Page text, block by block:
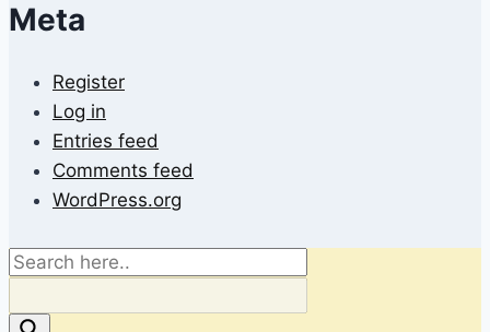
Meta
Register
Log in
Entries feed
Comments feed
WordPress.org